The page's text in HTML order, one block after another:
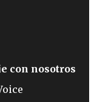
con nosotros